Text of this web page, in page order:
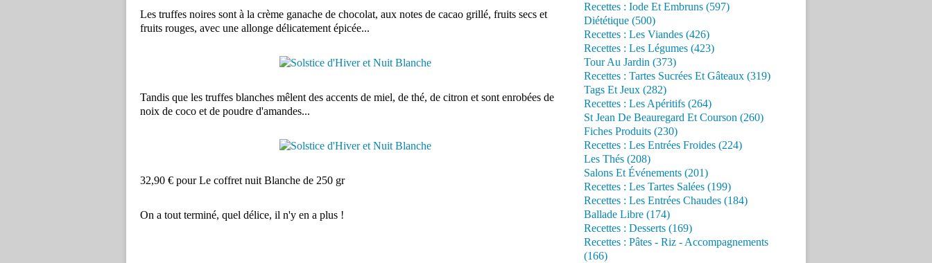
Les truffes noires sont à la crème ganache de chocolat, aux notes de cacao grillé, fruits secs et
fruits rouges, avec une allonge délicatement épicée...
Tandis que les truffes blanches mêlent des accents de miel, de thé, de citron et sont enrobées de
noix de coco et de poudre d'amandes...
32,90 € pour Le coffret nuit Blanche de 250 gr
On a tout terminé, quel délice, il n'y en a plus !
Recettes : Iode Et Embruns (597)
Diététique (500)
Recettes : Les Viandes (426)
Recettes : Les Légumes (423)
Tour Au Jardin (373)
Recettes : Tartes Sucrées Et Gâteaux (319)
Tags Et Jeux (282)
Recettes : Les Apéritifs (264)
St Jean De Beauregard Et Courson (260)
Fiches Produits (230)
Recettes : Les Entrées Froides (224)
Les Thés (208)
Salons Et Événements (201)
Recettes : Les Tartes Salées (199)
Recettes : Les Entrées Chaudes (184)
Ballade Libre (174)
Recettes : Desserts (169)
Recettes : Pâtes - Riz - Accompagnements
(166)